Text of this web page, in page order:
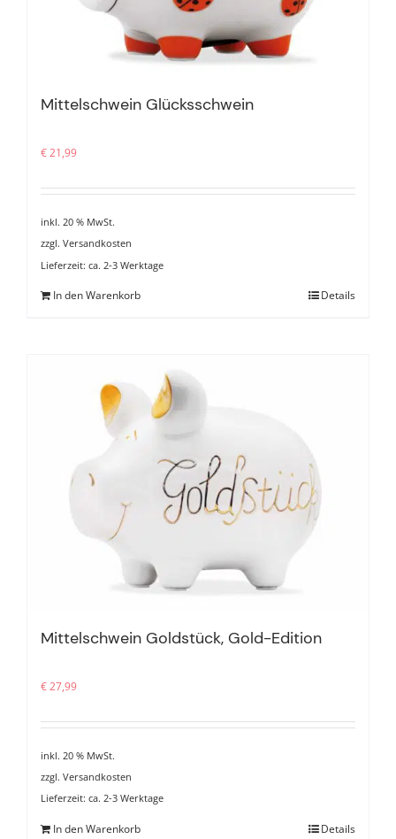
Mittelschwein Glücksschwein
€21,99
inkl. 20 % MwSt.
zzgl. Versandkosten
Lieferzeit: ca. 2-3 Werktage
In den Warenkorb Details
Mittelschwein Goldstück, Gold-Edition
€27,99
inkl. 20 % MwSt.
zzgl. Versandkosten
Lieferzeit: ca. 2-3 Werktage
In den Warenkorb Details